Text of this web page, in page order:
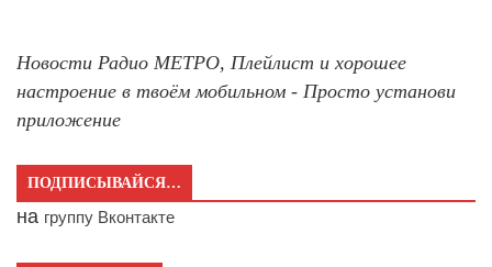
Новости Радио МЕТРО, Плейлист и хорошее
настроение в твоём мобильном - Просто установи
приложение
ПОДПИСЫВАЙСЯ…
на группу Вконтакте